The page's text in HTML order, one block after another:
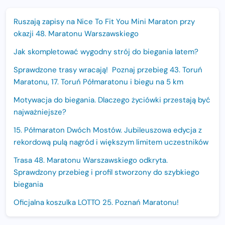
Ruszają zapisy na Nice To Fit You Mini Maraton przy
okazji 48. Maratonu Warszawskiego
Jak skompletować wygodny strój do biegania latem?
Sprawdzone trasy wracają! Poznaj przebieg 43. Toruń
Maratonu, 17. Toruń Półmaratonu i biegu na 5 km
Motywacja do biegania. Dlaczego życiówki przestają być
najważniejsze?
15. Półmaraton Dwóch Mostów. Jubileuszowa edycja z
rekordową pulą nagród i większym limitem uczestników
Trasa 48. Maratonu Warszawskiego odkryta.
Sprawdzony przebieg i profil stworzony do szybkiego
biegania
Oficjalna koszulka LOTTO 25. Poznań Maratonu!